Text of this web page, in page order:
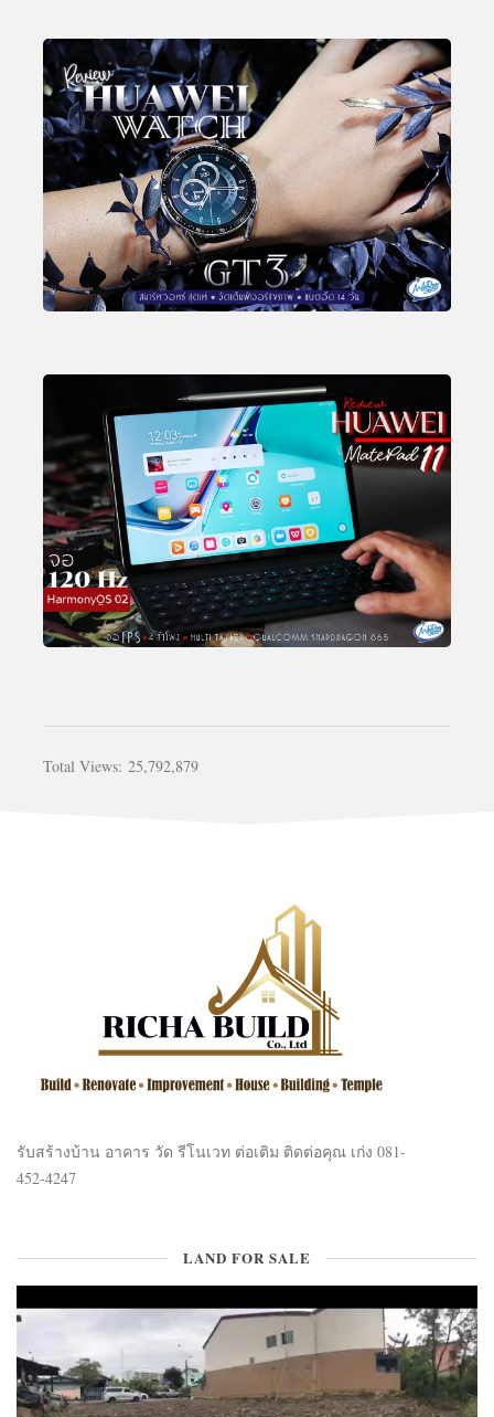
Total Views: 25,792,879
รับสร้างบ้าน อาคาร วัด รีโนเวท ต่อเติม ติดต่อคุณ เก่ง 081-
452-4247
LAND FOR SALE